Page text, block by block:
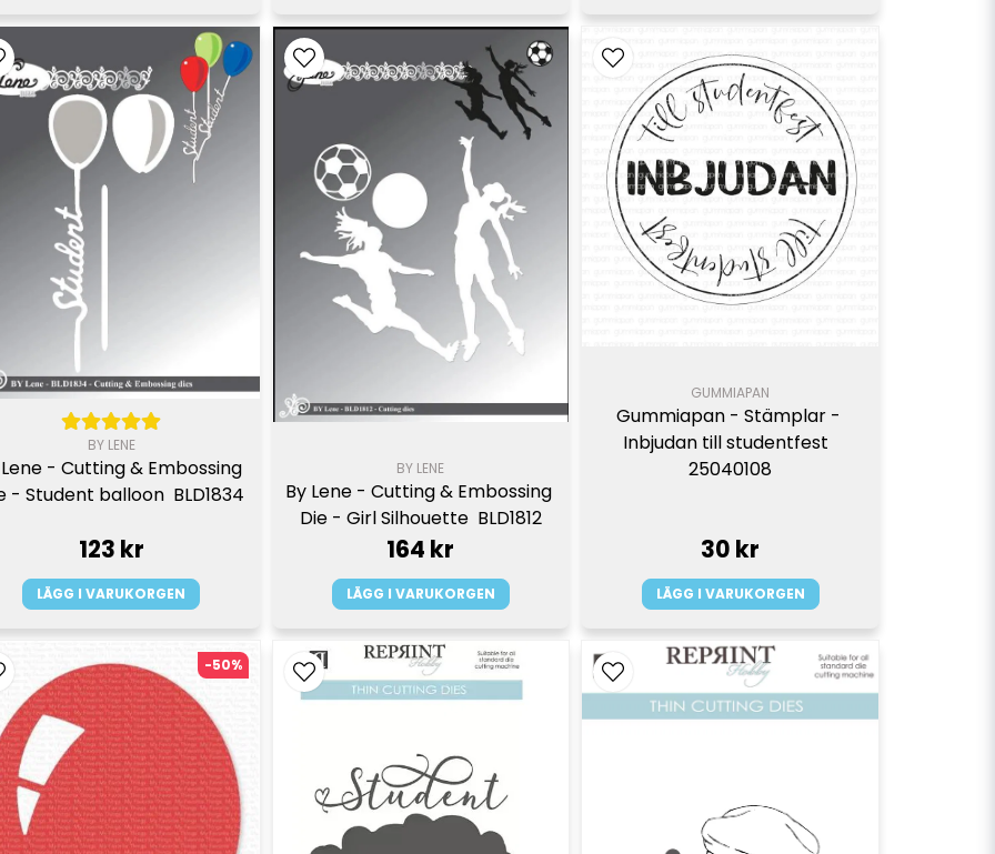
BY LENE
- Cutting & Embossing
- Student balloon  BLD1834
123 kr
LÄGG I VARUKORGEN
BY LENE
By Lene - Cutting & Embossing
Die - Girl Silhouette  BLD1812
164 kr
LÄGG I VARUKORGEN
GUMMIAPAN
Gummiapan - Stämplar -
Inbjudan till studentfest
25040108
30 kr
LÄGG I VARUKORGEN
-50%